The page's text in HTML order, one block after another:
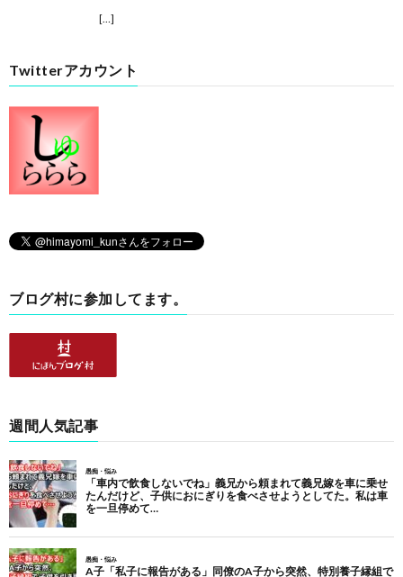
[…]
Twitterアカウント
ブログ村に参加してます。
週間人気記事